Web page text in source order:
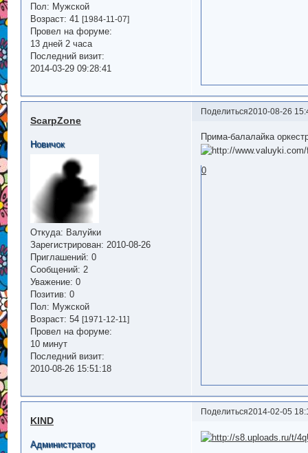
Пол: Мужской
Возраст: 41 [1984-11-07]
Провел на форуме:
13 дней 2 часа
Последний визит:
2014-03-29 09:28:41
Поделиться2010-08-26
ScarpZone
Новичок
Откуда: Валуйки
Зарегистрирован: 2010-08-26
Приглашений: 0
Сообщений: 2
Уважение: 0
Позитив: 0
Пол: Мужской
Возраст: 54 [1971-12-11]
Провел на форуме:
10 минут
Последний визит:
2010-08-26 15:51:18
Прима-балалайка
0
Поделиться2014-02-05
KIND
Администратор